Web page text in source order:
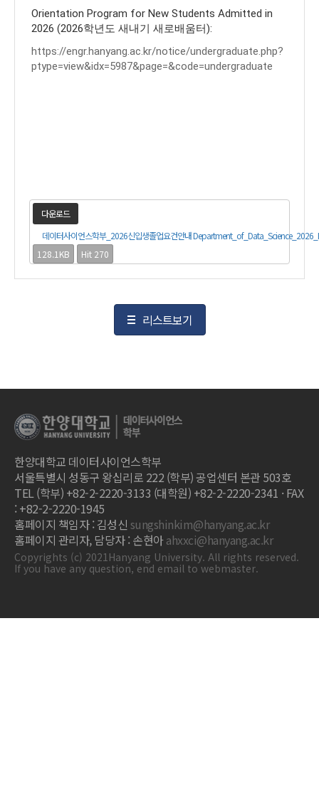
Orientation Program for New Students Admitted in
2026 (2026학년도 새내기 새로배움터):
https://engr.hanyang.ac.kr/notice/undergraduate.php?
ptype=view&idx=5987&page=&code=undergraduate
다운로드
데이터사이언스학부_2026신입생졸업요건안내
128.1KB
Hit 270
리스트보기
한양대학교 데이터사이언스학부
서울특별시 성동구 왕십리로 222 (학부) 공업센터 본관 503호
TEL (학부) +82-2-2220-3133 (대학원) +82-2-2220-2341 · FAX
: +82-2-2220-1945
홈페이지 책임자 : 김성신 sungshinkim@hanyang.ac.kr
홈페이지 관리자, 담당자 : 손현아ahxxci@hanyang.ac.kr
Copyrights (c) 2021Hanyang University. All rights reserved.
If you have any question, end email to webmaster.